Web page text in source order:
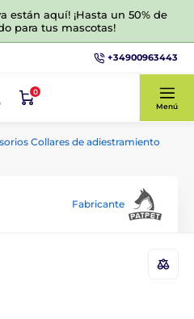
están aquí! ¡Hasta un 50% de
para tus mascotas!
+34900963443
0
Menú
Collares de adiestramiento
Fabricante